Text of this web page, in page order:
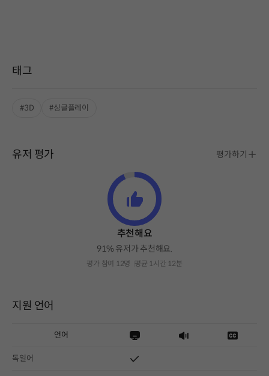
태그
#3D #싱글플레이
유저 평가 평가하기
추천해요
91% 유저가 추천해요.
평가 참여 12명 평균 1시간 12분
지원 언어
언어
독일어